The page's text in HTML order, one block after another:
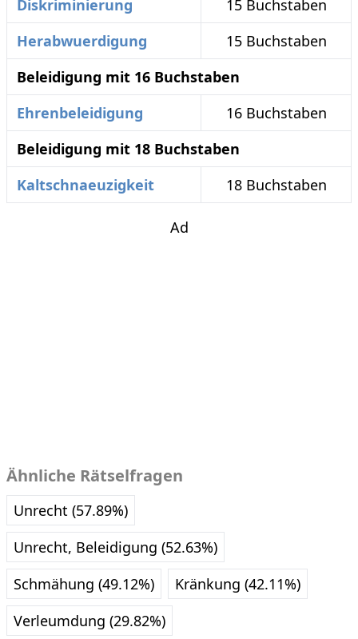
Diskriminierung
15 Buchstaben
Herabwuerdigung
15 Buchstaben
Beleidigung mit 16 Buchstaben
Ehrenbeleidigung
16 Buchstaben
Beleidigung mit 18 Buchstaben
Kaltschnaeuzigkeit
18 Buchstaben
Ad
Ähnliche Rätselfragen
Unrecht (57.89%)
Unrecht, Beleidigung (52.63%)
Schmähung (49.12%)
Kränkung (42.11%)
Verleumdung (29.82%)